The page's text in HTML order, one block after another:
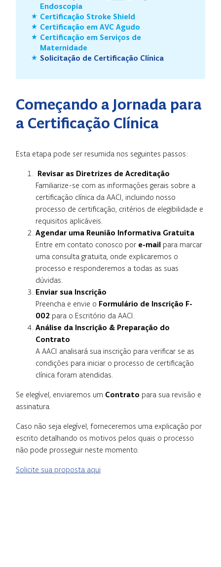
Endoscopia
Certificação Stroke Shield
Certificação em AVC Agudo
Certificação em Serviços de
Maternidade
Solicitação de Certificação Clínica
Começando a Jornada para
a Certificação Clínica
Esta etapa pode ser resumida nos seguintes passos:
Revisar as Diretrizes de Acreditação
Familiarize-se com as informações gerais sobre a
certificação clínica da AACI, incluindo nosso
processo de certificação, critérios de elegibilidade e
requisitos aplicáveis.
Agendar uma Reunião Informativa Gratuita
Entre em contato conosco por e-mail para marcar
uma consulta gratuita, onde explicaremos o
processo e responderemos a todas as suas
dúvidas.
Enviar sua Inscrição
Preencha e envie o Formulário de Inscrição F-
002 para o Escritório da AACI.
Análise da Inscrição & Preparação do
Contrato
A AACI analisará sua inscrição para verificar se as
condições para iniciar o processo de certificação
clínica foram atendidas.
Se elegível, enviaremos um Contrato para sua revisão e
assinatura.
Caso não seja elegível, forneceremos uma explicação por
escrito detalhando os motivos pelos quais o processo
não pode prosseguir neste momento.
Solicite sua proposta aqui